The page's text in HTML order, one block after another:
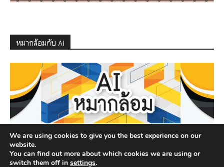
หมากล้อมกับ AI
We are using cookies to give you the best experience on our
website.
You can find out more about which cookies we are using or
switch them off in settings.